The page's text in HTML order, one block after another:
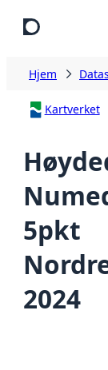
Hjem
Kartverket
5pkt
2024